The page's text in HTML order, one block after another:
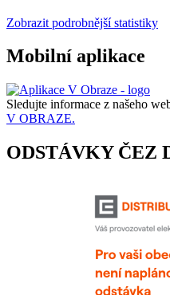
Zobrazit podrobnější statistiky
Mobilní aplikace
Sledujte informace z našeho
V OBRAZE.
ODSTÁVKY ČEZ